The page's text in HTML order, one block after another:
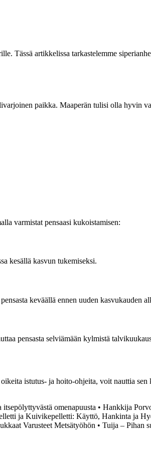
Tässä artikkelissa tarkastelemme
paikka. Maaperän tulisi olla hyvin
varmistat pensaasi kukoistamisen:
kesällä kasvun tukemiseksi.
keväällä ennen uuden kasvukauden
pensasta selviämään kylmistä
istutus- ja hoito-ohjeita, voit nauttia
omenapuusta • Hankkija
ja Kuivikepelletti: Käyttö, Hankinta ja
Varusteet Metsätyöhön • Tuija – Pihan